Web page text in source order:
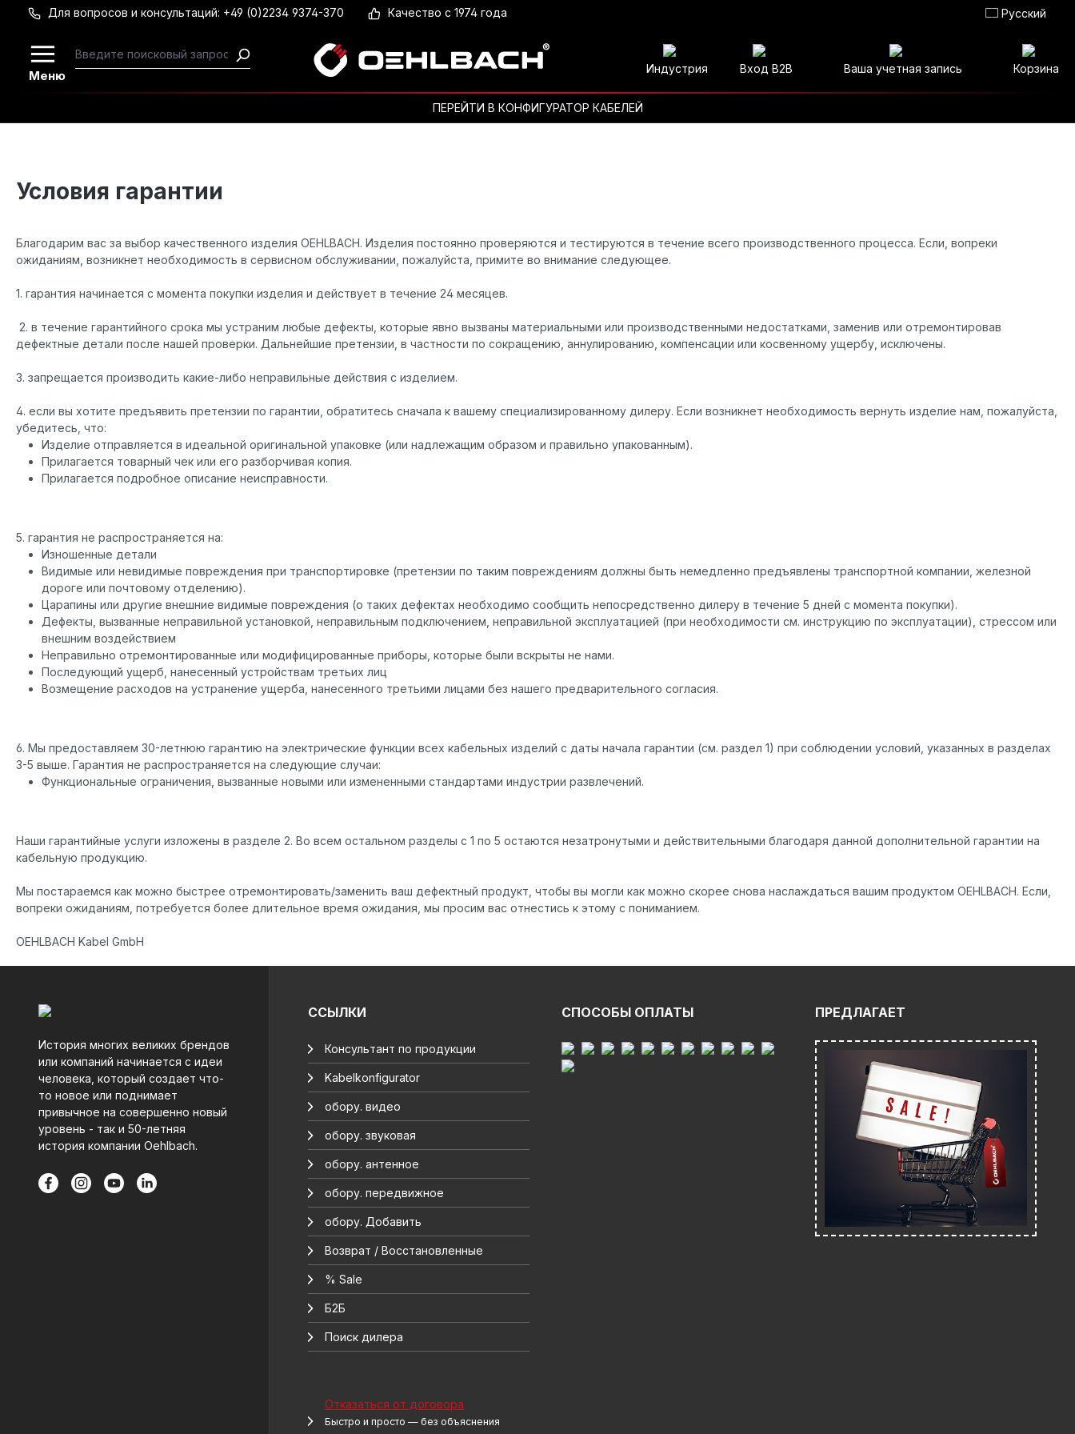
Перейти к основному содержанию
Для вопросов и консультаций: +49 (0)2234 9374-370 Качество с 1974 года Русский
Меню Индустрия Вход B2B Ваша учетная запись Корзина
ПЕРЕЙТИ В КОНФИГУРАТОР КАБЕЛЕЙ
Условия гарантии
Благодарим вас за выбор качественного изделия OEHLBACH. Изделия постоянно проверяются и тестируются в течение всего производственного процесса. Если, вопреки
ожиданиям, возникнет необходимость в сервисном обслуживании, пожалуйста, примите во внимание следующее.
1. гарантия начинается с момента покупки изделия и действует в течение 24 месяцев.
2. в течение гарантийного срока мы устраним любые дефекты, которые явно вызваны материальными или производственными недостатками, заменив или отремонтировав
дефектные детали после нашей проверки. Дальнейшие претензии, в частности по сокращению, аннулированию, компенсации или косвенному ущербу, исключены.
3. запрещается производить какие-либо неправильные действия с изделием.
4. если вы хотите предъявить претензии по гарантии, обратитесь сначала к вашему специализированному дилеру. Если возникнет необходимость вернуть изделие нам, пожалуйста,
убедитесь, что:
Изделие отправляется в идеальной оригинальной упаковке (или надлежащим образом и правильно упакованным).
Прилагается товарный чек или его разборчивая копия.
Прилагается подробное описание неисправности.
5. гарантия не распространяется на:
Изношенные детали
Видимые или невидимые повреждения при транспортировке (претензии по таким повреждениям должны быть немедленно предъявлены транспортной компании, железной
дороге или почтовому отделению).
Царапины или другие внешние видимые повреждения (о таких дефектах необходимо сообщить непосредственно дилеру в течение 5 дней с момента покупки).
Дефекты, вызванные неправильной установкой, неправильным подключением, неправильной эксплуатацией (при необходимости см. инструкцию по эксплуатации), стрессом или
внешним воздействием
Неправильно отремонтированные или модифицированные приборы, которые были вскрыты не нами.
Последующий ущерб, нанесенный устройствам третьих лиц
Возмещение расходов на устранение ущерба, нанесенного третьими лицами без нашего предварительного согласия.
6. Мы предоставляем 30-летнюю гарантию на электрические функции всех кабельных изделий с даты начала гарантии (см. раздел 1) при соблюдении условий, указанных в разделах
3-5 выше. Гарантия не распространяется на следующие случаи:
Функциональные ограничения, вызванные новыми или измененными стандартами индустрии развлечений.
Наши гарантийные услуги изложены в разделе 2. Во всем остальном разделы с 1 по 5 остаются незатронутыми и действительными благодаря данной дополнительной гарантии на
кабельную продукцию.
Мы постараемся как можно быстрее отремонтировать/заменить ваш дефектный продукт, чтобы вы могли как можно скорее снова наслаждаться вашим продуктом OEHLBACH. Если,
вопреки ожиданиям, потребуется более длительное время ожидания, мы просим вас отнестись к этому с пониманием.
OEHLBACH Kabel GmbH
История многих великих брендов
или компаний начинается с идеи
человека, который создает что-
то новое или поднимает
привычное на совершенно новый
уровень - так и 50-летняя
история компании Oehlbach.
ССЫЛКИ
Консультант по продукции
Kabelkonfigurator
обору. видео
обору. звуковая
обору. антенное
обору. передвижное
обору. Добавить
Возврат / Восстановленные
% Sale
Б2Б
Поиск дилера
Отказаться от договора
Быстро и просто — без объяснения
СПОСОБЫ ОПЛАТЫ ПРЕДЛАГАЕТ